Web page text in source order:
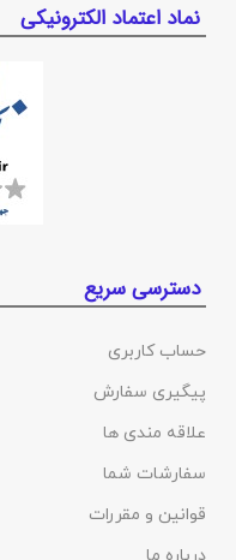
نماد اعتماد الکترونیکی
دسترسی سریع
حساب کاربری
پیگیری سفارش
علاقه مندی ها
سفارشات شما
قوانین و مقررات